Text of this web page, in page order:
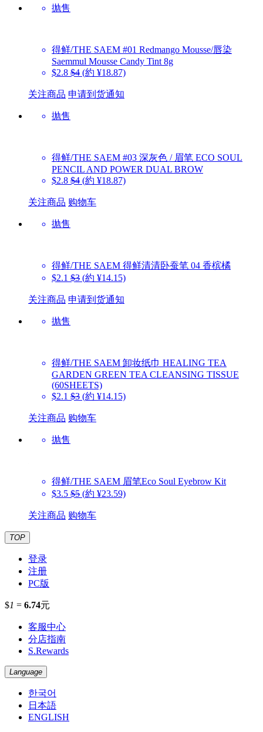
抛售
得鲜/THE SAEM #01 Redmango Mousse/唇染
Saemmul Mousse Candy Tint 8g
$2.8 $4 (約 ¥18.87)
关注商品 申请到货通知
抛售
得鲜/THE SAEM #03 深灰色 / 眉笔 ECO SOUL
PENCIL AND POWER DUAL BROW
$2.8 $4 (約 ¥18.87)
关注商品 购物车
抛售
得鲜/THE SAEM 得鲜清清卧蚕笔 04 香槟橘
$2.1 $3 (約 ¥14.15)
关注商品 申请到货通知
抛售
得鲜/THE SAEM 卸妆纸巾 HEALING TEA
GARDEN GREEN TEA CLEANSING TISSUE
(60SHEETS)
$2.1 $3 (約 ¥14.15)
关注商品 购物车
抛售
得鲜/THE SAEM 眉笔Eco Soul Eyebrow Kit
$3.5 $5 (約 ¥23.59)
关注商品 购物车
TOP
登录
注册
PC版
$1 = 6.74元
客服中心
分店指南
S.Rewards
Language
한국어
日本語
ENGLISH